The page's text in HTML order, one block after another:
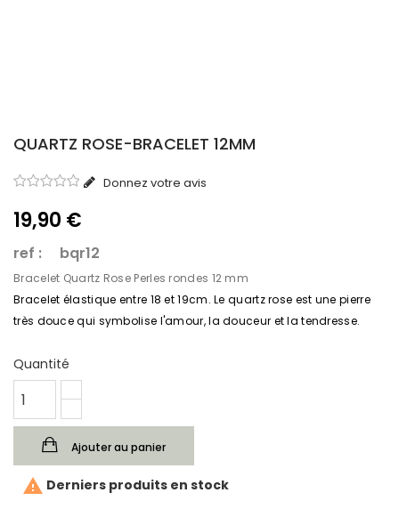
QUARTZ ROSE-BRACELET 12MM
Donnez votre avis
19,90 €
ref : bqr12
Bracelet Quartz Rose Perles rondes 12 mm
Bracelet élastique entre 18 et 19cm.Le quartz rose est une pierre
très douce qui symbolise l'amour, la douceur et la tendresse.
Quantité
Ajouter au panier
 Derniers produits en stock